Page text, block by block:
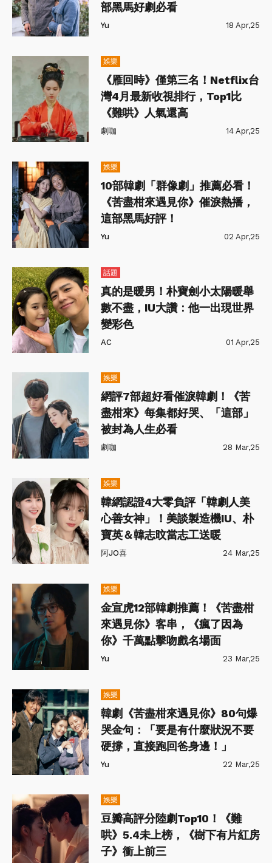
部黑馬好劇必看
Yu 18 Apr,25
娛樂
《雁回時》僅第三名！Netflix台
灣4月最新收視排行，Top1比
《難哄》人氣還高
劇咖 14 Apr,25
娛樂
10部韓劇「群像劇」推薦必看！
《苦盡柑來遇見你》催淚熱播，
這部黑馬好評！
Yu 02 Apr,25
話題
真的是暖男！朴寶劍小太陽暖舉
數不盡，IU大讚：他一出現世界
變彩色
AC 01 Apr,25
娛樂
網評7部超好看催淚韓劇！《苦
盡柑來》每集都好哭、「這部」
被封為人生必看
劇咖 28 Mar,25
娛樂
韓網認證4大零負評「韓劇人美
心善女神」！美談製造機IU、朴
寶英＆韓志旼當志工送暖
阿JO喜 24 Mar,25
娛樂
金宣虎12部韓劇推薦！《苦盡柑
來遇見你》客串，《瘋了因為
你》千萬點擊吻戲名場面
Yu 23 Mar,25
娛樂
韓劇《苦盡柑來遇見你》80句爆
哭金句：「要是有什麼狀況不要
硬撐，直接跑回爸身邊！」
Yu 22 Mar,25
娛樂
豆瓣高評分陸劇Top10！《難
哄》5.4未上榜，《樹下有片紅房
子》衝上前三